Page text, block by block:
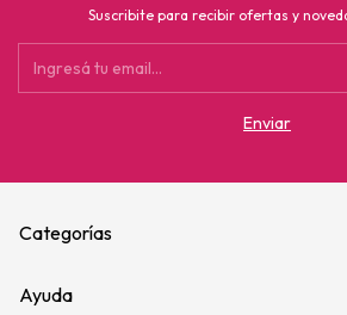
Suscribite para recibir ofertas y
Categorías
Ayuda